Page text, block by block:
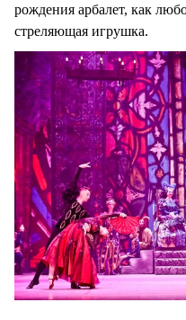
рождения арбалет, как
стреляющая игрушка.